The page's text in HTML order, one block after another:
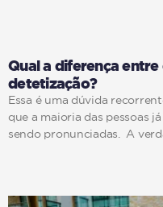
Qual a diferença
detetização?
Essa é uma dúvida
que a maioria das pessoas
sendo pronunciadas. A